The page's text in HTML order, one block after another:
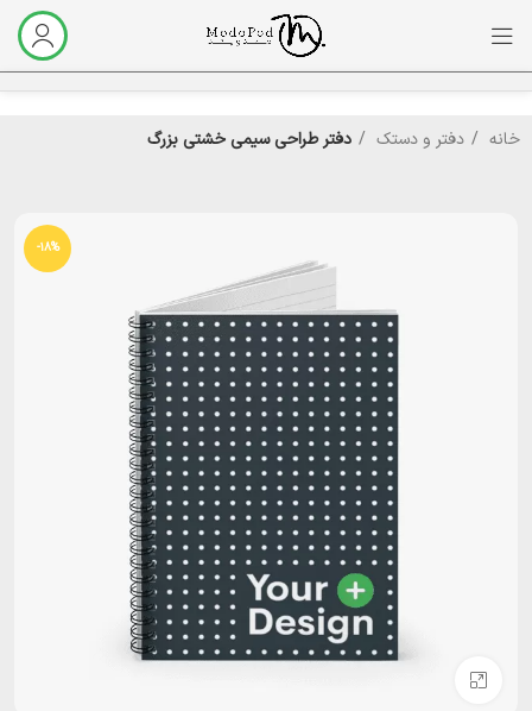
خانه دفتر و دستک دفتر طراحی سیمی خشتی بزرگ
-18%